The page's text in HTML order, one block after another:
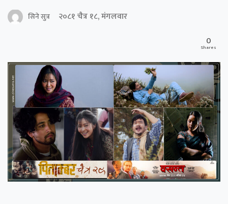
सिने सुत्र
२०८१ चैत्र १८, मंगलवार
0
Shares